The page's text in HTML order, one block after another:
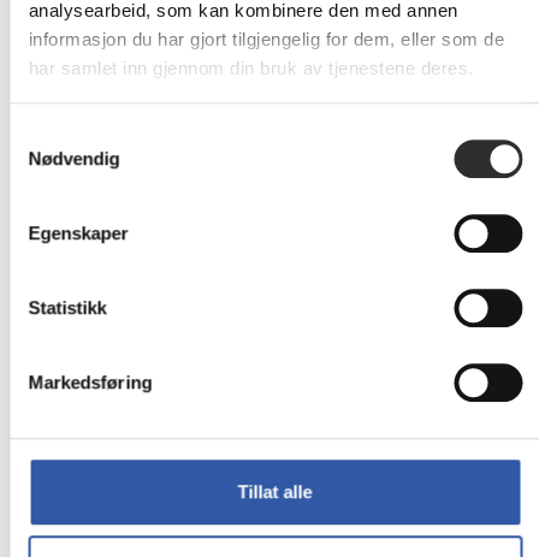
analysearbeid, som kan kombinere den med annen
informasjon du har gjort tilgjengelig for dem, eller som de
har samlet inn gjennom din bruk av tjenestene deres.
Nødvendig
Egenskaper
Statistikk
Markedsføring
Tillat alle
Neomounts WL35-
(veggplate,
419,-
Eks mva
Neomounts WL35-
brakettadapter)
skjermstørrelse: 42"-86"
769,-
Eks mva